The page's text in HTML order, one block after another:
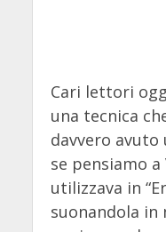
Cari lettori
una tecnica
davvero avuto
se pensiamo a
utilizzava in
suonandola in